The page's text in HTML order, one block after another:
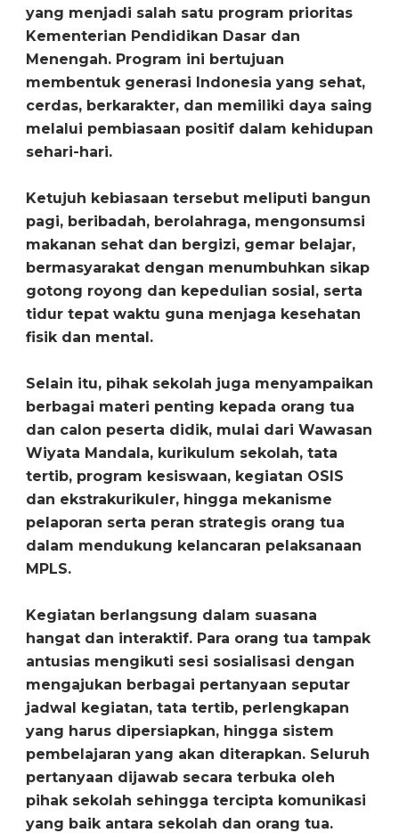
yang menjadi salah satu program prioritas
Kementerian Pendidikan Dasar dan
Menengah. Program ini bertujuan
membentuk generasi Indonesia yang sehat,
cerdas, berkarakter, dan memiliki daya saing
melalui pembiasaan positif dalam kehidupan
sehari-hari.
‎Ketujuh kebiasaan tersebut meliputi bangun
pagi, beribadah, berolahraga, mengonsumsi
makanan sehat dan bergizi, gemar belajar,
bermasyarakat dengan menumbuhkan sikap
gotong royong dan kepedulian sosial, serta
tidur tepat waktu guna menjaga kesehatan
fisik dan mental.
‎Selain itu, pihak sekolah juga menyampaikan
berbagai materi penting kepada orang tua
dan calon peserta didik, mulai dari Wawasan
Wiyata Mandala, kurikulum sekolah, tata
tertib, program kesiswaan, kegiatan OSIS
dan ekstrakurikuler, hingga mekanisme
pelaporan serta peran strategis orang tua
dalam mendukung kelancaran pelaksanaan
MPLS.
‎Kegiatan berlangsung dalam suasana
hangat dan interaktif. Para orang tua tampak
antusias mengikuti sesi sosialisasi dengan
mengajukan berbagai pertanyaan seputar
jadwal kegiatan, tata tertib, perlengkapan
yang harus dipersiapkan, hingga sistem
pembelajaran yang akan diterapkan. Seluruh
pertanyaan dijawab secara terbuka oleh
pihak sekolah sehingga tercipta komunikasi
yang baik antara sekolah dan orang tua.